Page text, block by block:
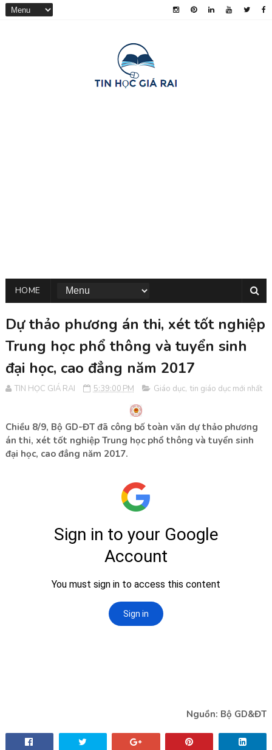
HOME
Dự thảo phương án thi, xét tốt nghiệp
Trung học phổ thông và tuyển sinh
đại học, cao đẳng năm 2017
TIN HỌC GIÁ RAI 5:39:00 PM Giáo dục, tin giáo dục mới nhất
Chiều 8/9, Bộ GD-ĐT đã công bố toàn văn dự thảo phương
án thi, xét tốt nghiệp Trung học phổ thông và tuyển sinh
đại học, cao đẳng năm 2017.
Nguồn: Bộ GD&ĐT